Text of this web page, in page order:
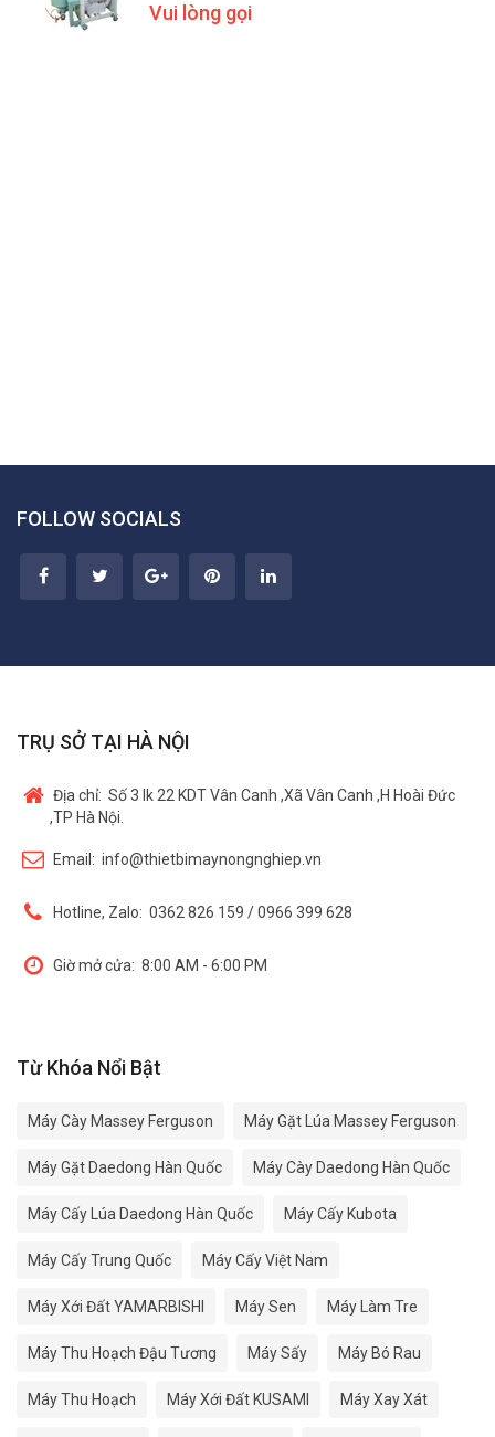
Vui lòng gọi
FOLLOW SOCIALS
TRỤ SỞ TẠI HÀ NỘI
Địa chỉ: Số 3 lk 22 KDT Vân Canh ,Xã Vân Canh ,H Hoài Đức
,TP Hà Nội.
Email: info@thietbimaynongnghiep.vn
Hotline, Zalo: 0362 826 159 / 0966 399 628
Giờ mở cửa: 8:00 AM - 6:00 PM
Từ Khóa Nổi Bật
Máy Cày Massey Ferguson Máy Gặt Lúa Massey Ferguson
Máy Gặt Daedong Hàn Quốc Máy Cày Daedong Hàn Quốc
Máy Cấy Lúa Daedong Hàn Quốc Máy Cấy Kubota
Máy Cấy Trung Quốc Máy Cấy Việt Nam
Máy Xới Đất YAMARBISHI Máy Sen Máy Làm Tre
Máy Thu Hoạch Đậu Tương Máy Sấy Máy Bó Rau
Máy Thu Hoạch Máy Xới Đất KUSAMI Máy Xay Xát